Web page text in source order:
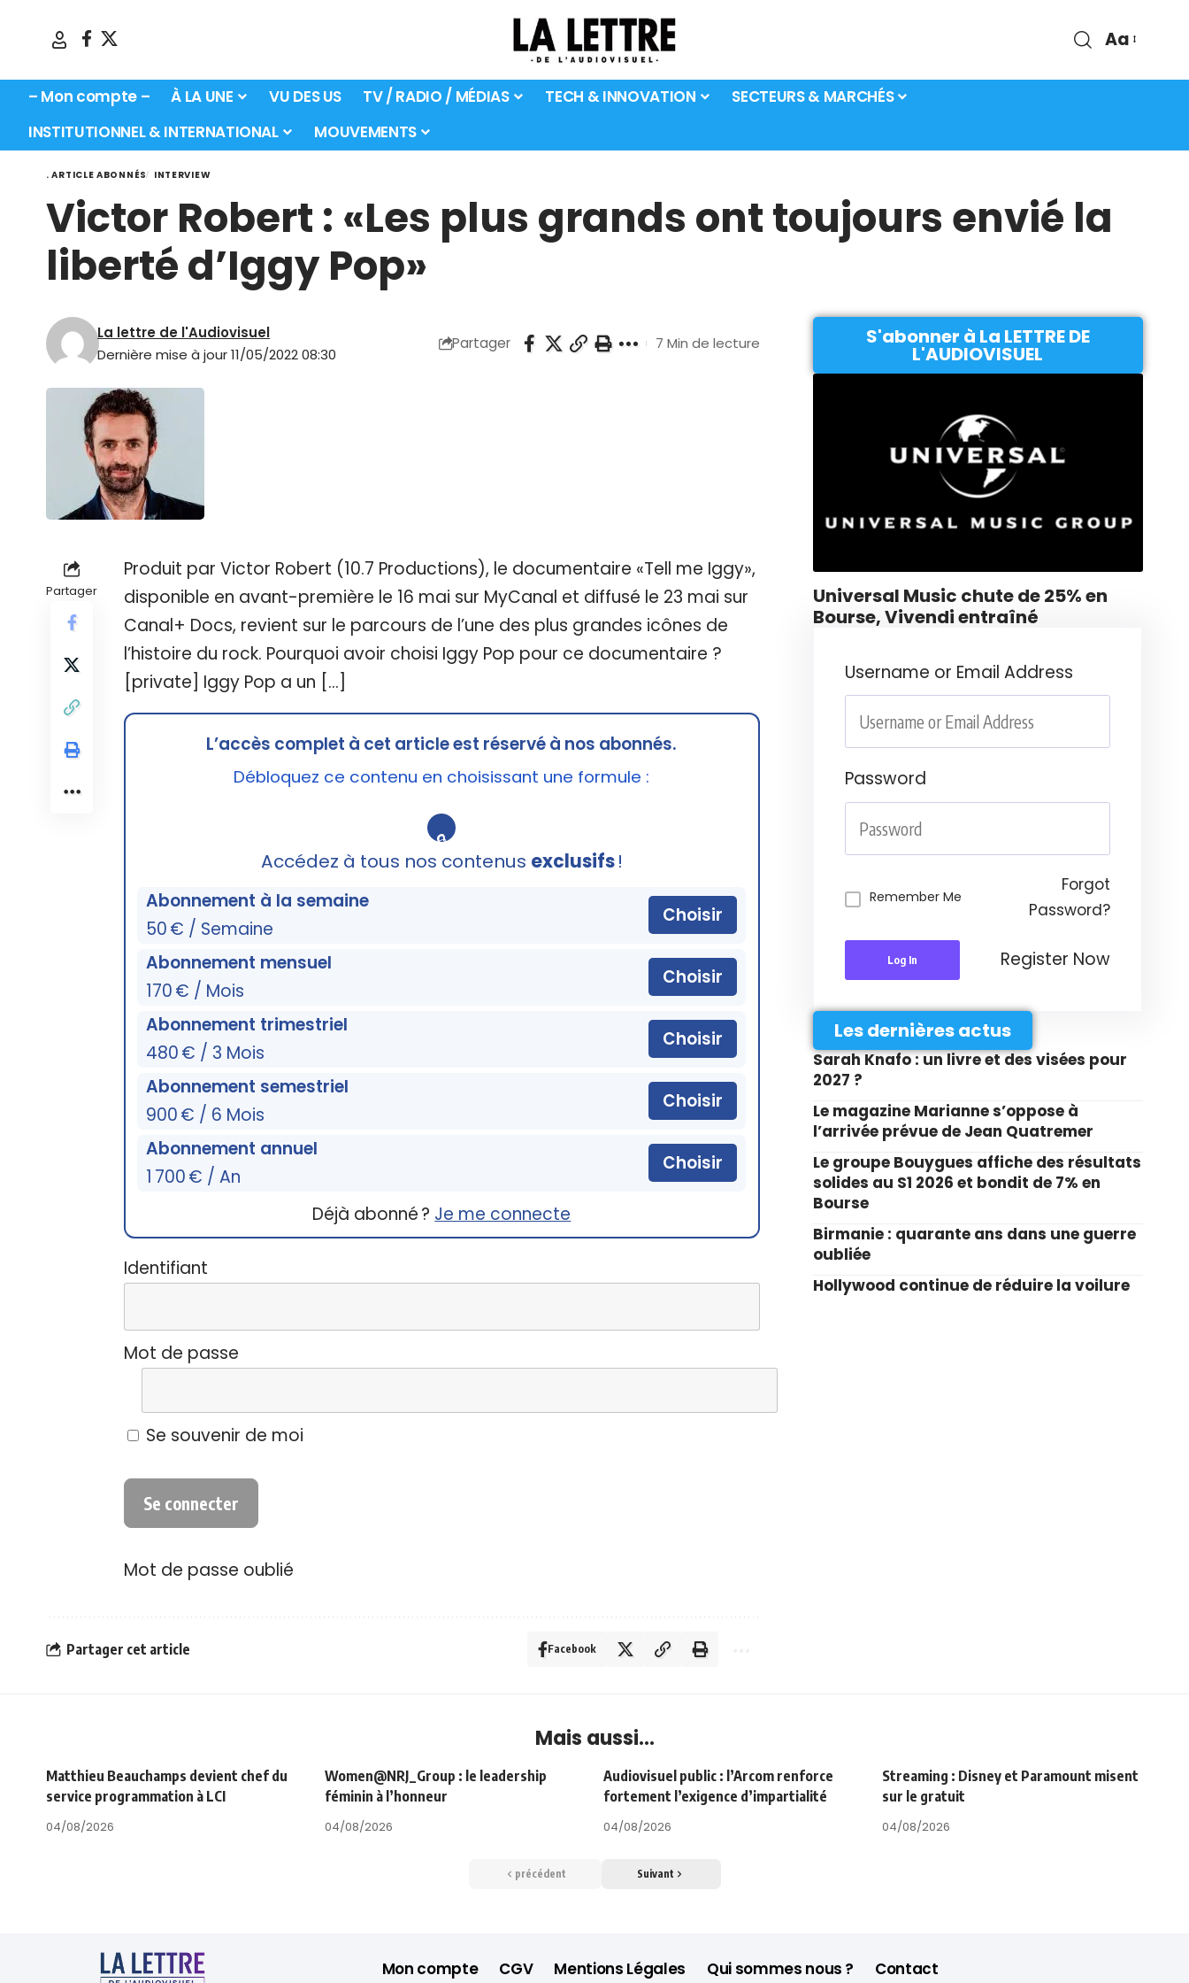
Aa
– Mon compte – À LA UNE VU DES US TV / RADIO / MÉDIAS TECH & INNOVATION
SECTEURS & MARCHÉS
INSTITUTIONNEL & INTERNATIONAL
MOUVEMENTS
. ARTICLE ABONNÉS INTERVIEW
Victor Robert : «Les plus grands ont toujours envié la
liberté d’Iggy Pop»
Dernière mise à jour 11/05/2022 08:30
La lettre de l'Audiovisuel
Partager 7 Min de lecture
Partager
Produit par Victor Robert (10.7 Productions), le documentaire «Tell me Iggy»,
disponible en avant-première le 16 mai sur MyCanal et diffusé le 23 mai sur
Canal+ Docs, revient sur le parcours de l’une des plus grandes icônes de
l’histoire du rock. Pourquoi avoir choisi Iggy Pop pour ce documentaire ?
[private] Iggy Pop a un […]
L’accès complet à cet article est réservé à nos abonnés.
Débloquez ce contenu en choisissant une formule :
🔒
Accédez à tous nos contenus exclusifs!
Abonnement à la semaine
50 € / Semaine
Choisir
Abonnement mensuel
170 € / Mois
Choisir
Abonnement trimestriel
480 € / 3 Mois
Choisir
Abonnement semestriel
900 € / 6 Mois
Choisir
Abonnement annuel
1 700 € / An
Choisir
Déjà abonné ? Je me connecte
Identifiant
Mot de passe
Se souvenir de moi
Mot de passe oublié
Partager cet article Facebook
S'abonner à La LETTRE DE
L'AUDIOVISUEL
Universal Music chute de 25% en
Bourse, Vivendi entraîné
Username or Email Address
Password
Remember Me
Forgot
Password?
Log In Register Now
Les dernières actus
Sarah Knafo : un livre et des visées pour
2027 ?
Le magazine Marianne s’oppose à
l’arrivée prévue de Jean Quatremer
Le groupe Bouygues affiche des résultats
solides au S1 2026 et bondit de 7% en
Bourse
Birmanie : quarante ans dans une guerre
oubliée
Hollywood continue de réduire la voilure
Mais aussi...
Matthieu Beauchamps devient chef du
service programmation à LCI
04/08/2026
Women@NRJ_Group : le leadership
féminin à l’honneur
04/08/2026
Audiovisuel public : l’Arcom renforce
fortement l’exigence d’impartialité
04/08/2026
Streaming : Disney et Paramount misent
sur le gratuit
04/08/2026
précédent Suivant
Mon compte CGV Mentions Légales Qui sommes nous ? Contact